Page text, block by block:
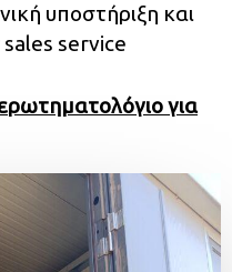
υποστήριξη και
sales service
για